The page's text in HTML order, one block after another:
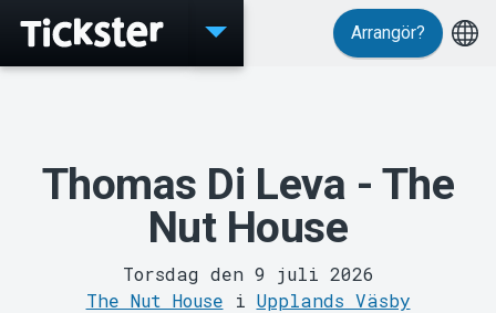
Evenemang
Arrangör?
Thomas Di Leva - The
Nut House
Torsdag den 9 juli 2026
The Nut House i Upplands Väsby